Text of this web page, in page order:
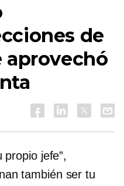
de
aprovechó
propio jefe”,
también ser tu